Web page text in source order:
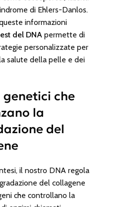
di Ehlers-Danlos.
informazioni
del DNApermette di
personalizzate per
salute della pelle e dei
che
la
del
il nostro DNA regola
del collagene
che controllano la